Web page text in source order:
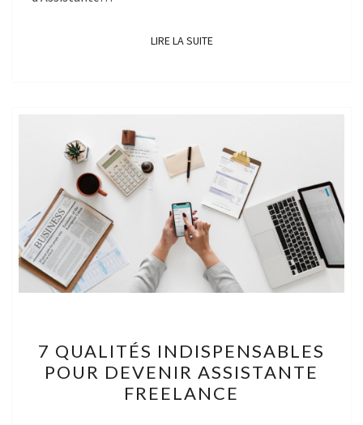
LIRE LA SUITELIRE LA SUITE
QUALITÉS
INDISPENSABLES
POUR
7 QUALITÉS INDISPENSABLES
POUR DEVENIR ASSISTANTE
FREELANCE